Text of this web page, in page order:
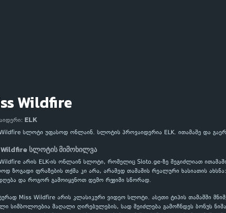
Wildfire
ELK
სლოტი უფასოდ ონლაინ. სლოტის პროვაიდერია ELK. ითამაშე და
Wildfire სლოტის მიმოხილვა
არის ELK-ის ონლაინ სლოტი, რომელიც Sloto.ge-ზე შეგიძლიათ
ზოგადი ფრაზების თქმა კი არა, არამედ თამაშის რეალური ხასიათის
და როგორ გამოიყენოთ დემო რეჟიმი სწორად.
Miss Wildfire არის კლასიკური ვიდეო სლოტი. ასეთი ტიპის თამაშში
სიმბოლოებია მაღალი ღირებულების, სად შეიძლება გამოჩნდეს ბონუს